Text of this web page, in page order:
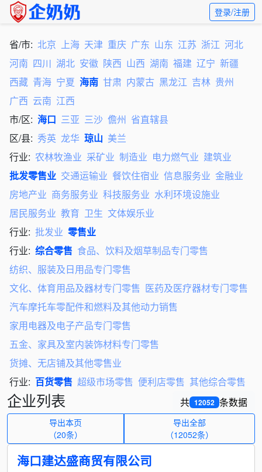
登录/注册
省/市: 北京 上海 天津 重庆 广东 山东 江苏 浙江 河北
河南 四川 湖北 安徽 陕西 山西 湖南 福建 辽宁 新疆
西藏 青海 宁夏 海南 甘肃 内蒙古 黑龙江 吉林 贵州
广西 云南 江西
市/区: 海口 三亚 三沙 儋州 省直辖县
区/县: 秀英 龙华 琼山 美兰
行业: 农林牧渔业 采矿业 制造业 电力燃气业 建筑业
批发零售业 交通运输业 餐饮住宿业 信息服务业 金融业
房地产业 商务服务业 科技服务业 水利环境设施业
居民服务业 教育 卫生 文体娱乐业
行业: 批发业 零售业
行业: 综合零售 食品、饮料及烟草制品专门零售
纺织、服装及日用品专门零售
文化、体育用品及器材专门零售 医药及医疗器材专门零售
汽车摩托车零配件和燃料及其他动力销售
家用电器及电子产品专门零售
五金、家具及室内装饰材料专门零售
货摊、无店铺及其他零售业
行业: 百货零售 超级市场零售 便利店零售 其他综合零售
共 12052 条数据
企业列表
导出本页
（20条）
导出全部
（12052条）
海口建达盛商贸有限公司